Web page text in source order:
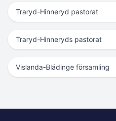
Traryd-Hinneryd pastorat
Traryd-Hinneryds pastorat
Vislanda-Blädinge församling